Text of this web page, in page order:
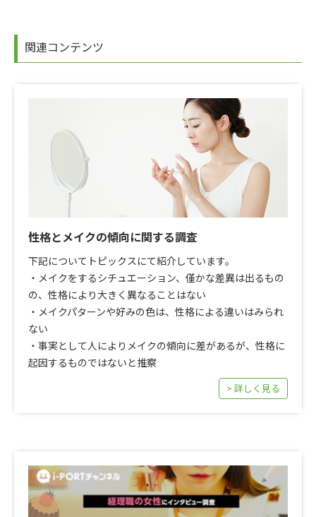
関連コンテンツ
性格とメイクの傾向に関する調査
下記についてトピックスにて紹介しています。
・メイクをするシチュエーション、僅かな差異は出るもの
の、性格により大きく異なることはない
・メイクパターンや好みの色は、性格による違いはみられ
ない
・事実として人によりメイクの傾向に差があるが、性格に
起因するものではないと推察
> 詳しく見る